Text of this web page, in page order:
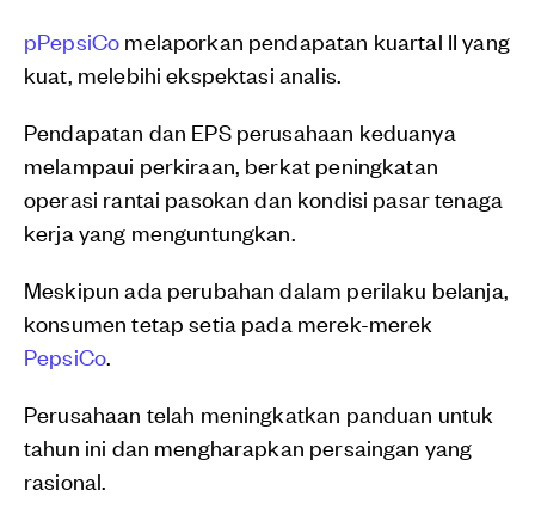
pPepsiCo melaporkan pendapatan kuartal II yang
kuat, melebihi ekspektasi analis.
Pendapatan dan EPS perusahaan keduanya
melampaui perkiraan, berkat peningkatan
operasi rantai pasokan dan kondisi pasar tenaga
kerja yang menguntungkan.
Meskipun ada perubahan dalam perilaku belanja,
konsumen tetap setia pada merek-merek
PepsiCo.
Perusahaan telah meningkatkan panduan untuk
tahun ini dan mengharapkan persaingan yang
rasional.